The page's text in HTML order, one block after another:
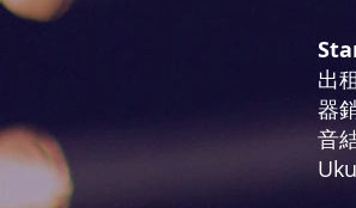
出
器
音